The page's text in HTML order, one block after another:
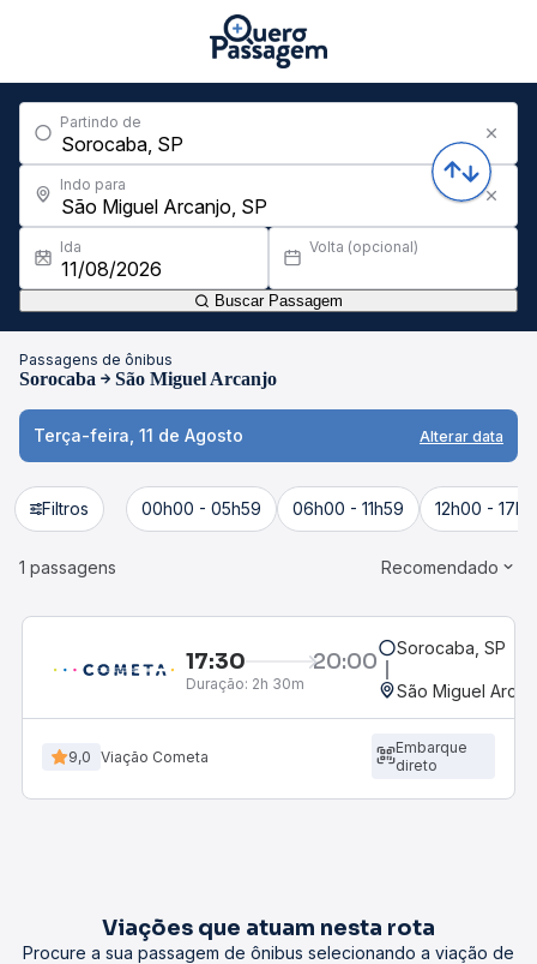
Partindo de
Indo para
Ida Volta (opcional)
Buscar Passagem
Passagens de ônibus
Sorocaba São Miguel Arcanjo
Terça-feira, 11 de Agosto Alterar data
Filtros 00h00 - 05h59 06h00 - 11h59 12h00 -
1 passagens Recomendado
17:30 20:00
Duração: 2h 30m
Sorocaba, SP
São Miguel
9,0 Viação Cometa
Embarque
direto
Viações que atuam nesta rota
Procure a sua passagem de ônibus selecionando a viação de